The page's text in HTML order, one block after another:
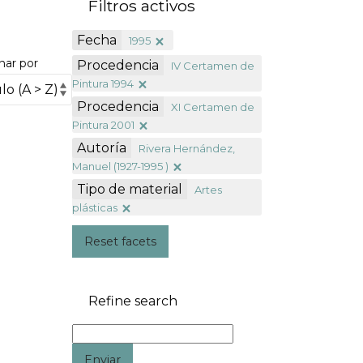
por
Filtros activos
Fecha 1995
Procedencia
IV Certamen de
Pintura 1994
Procedencia
XI Certamen de
Pintura 2001
Autoría
Rivera Hernández,
Manuel (1927-1995 )
Tipo de material
Artes
plásticas
Reset facets
Refine search
Enviar